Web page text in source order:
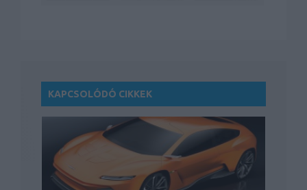
KAPCSOLÓDÓ CIKKEK